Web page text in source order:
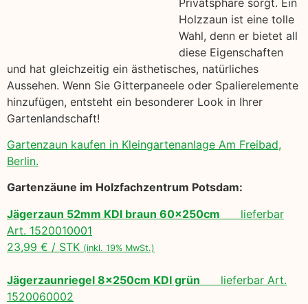
Holzzaun ist eine tolle
Wahl, denn er bietet all
diese Eigenschaften
und hat gleichzeitig ein ästhetisches, natürliches
Aussehen. Wenn Sie Gitterpaneele oder Spalierelemente
hinzufügen, entsteht ein besonderer Look in Ihrer
Gartenlandschaft!
Gartenzaun kaufen in Kleingartenanlage Am Freibad,
Berlin.
Gartenzäune im Holzfachzentrum Potsdam:
Jägerzaun 52mm KDI braun 60x250cm lieferbar
Art. 1520010001
23,99 € / STK (inkl. 19% MwSt.)
Jägerzaunriegel 8x250cm KDI grün lieferbar Art.
1520060002